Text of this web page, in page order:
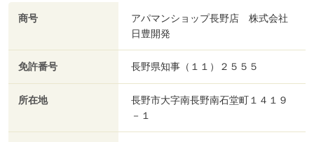
商号
アパマンショップ長野店 株式会社
日豊開発
免許番号 長野県知事（１１）２５５５
所在地
長野市大字南長野南石堂町１４１９
－１